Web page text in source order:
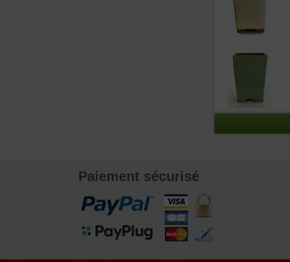
Paiement sécurisé